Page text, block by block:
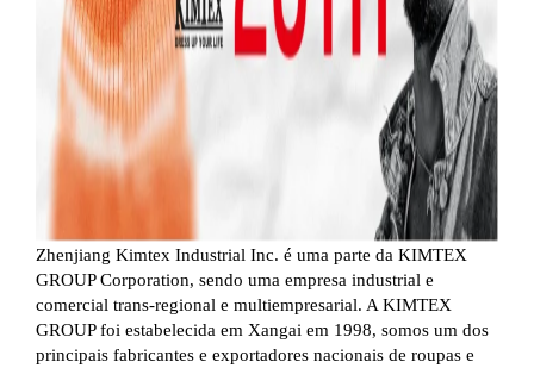
Zhenjiang Kimtex Industrial Inc. é uma parte da KIMTEX
GROUP Corporation, sendo uma empresa industrial e
comercial trans-regional e multiempresarial. A KIMTEX
GROUP foi estabelecida em Xangai em 1998, somos um dos
principais fabricantes e exportadores nacionais de roupas e